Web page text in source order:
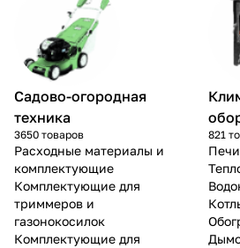
Садово-огородная
техника
3650 товаров
Расходные материалы и
комплектующие
Комплектующие для
триммеров и
газонокосилок
Комплектующие для
821
Печи
Сегодня
Добавляйте товары
в корзину
Оплачивайте сегодня
25% картой любого